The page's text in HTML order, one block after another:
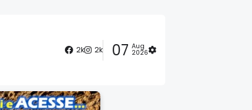
2k 2k 07 Aug
2026